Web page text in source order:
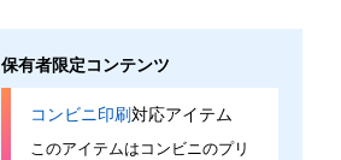
保有者限定コンテンツ
コンビニ印刷対応アイテム
このアイテムはコンビニのプリ